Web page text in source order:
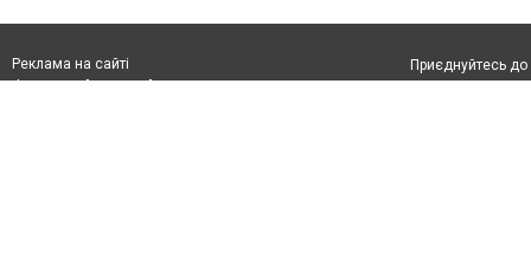
Реклама на сайті
Франшиза "CitySites"
Приєднуйтесь до